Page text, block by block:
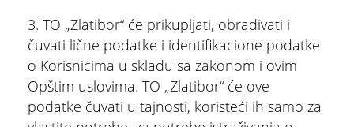
3. TO „Zlatibor“ će prikupljati, obrađivati i
čuvati lične podatke i identifikacione podatke
o Korisnicima u skladu sa zakonom i ovim
Opštim uslovima. TO „Zlatibor“ će ove
podatke čuvati u tajnosti, koristeći ih samo za